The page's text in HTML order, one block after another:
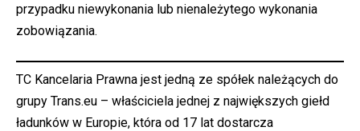
przypadku niewykonania lub nienależytego wykonania
zobowiązania.
TC Kancelaria Prawna jest jedną ze spółek należących do
grupy Trans.eu – właściciela jednej z największych giełd
ładunków w Europie, która od 17 lat dostarcza